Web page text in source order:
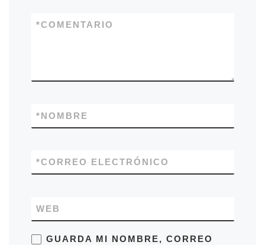
COMENTARIO
*
NOMBRE
*
CORREO ELECTRÓNICO
*
WEB
GUARDA MI NOMBRE, CORREO